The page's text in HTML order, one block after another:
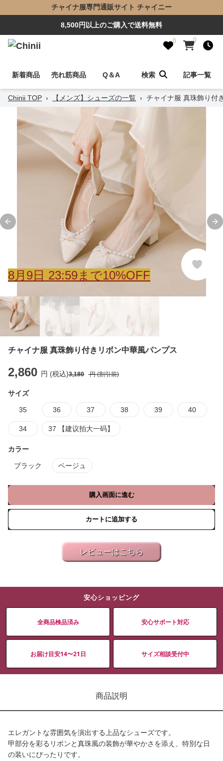
チャイナ服専門通販サイト チャイニー
8,500円以上のご購入で送料無料
0 0
新着商品 売れ筋商品 Q＆A 検索 記事一覧
Chinii TOP › 【メンズ】シューズの一覧 › チャイナ服 真珠飾り付
Previous slide
8月 9日 23:59まで10%OFF
チャイナ服 真珠飾り付きリボン中華風パンプス
2,860 円 (税込)3,180 円 (割引前)
サイズ
35 36 37 38 39 40
34 37 【建议拍大一码】
カラー
ブラック ベージュ
購入画面に進む
カートに追加する
レビューはこちら
安心ショッピング
全商品検品済み 安心サポート対応
お届け目安14〜21日 サイズ相談受付中
商品説明
エレガントな雰囲気を演出する上品なシューズです。
甲部分を彩るリボンと真珠風の装飾が華やかさを添え、特別な日
の装いにぴったりです。